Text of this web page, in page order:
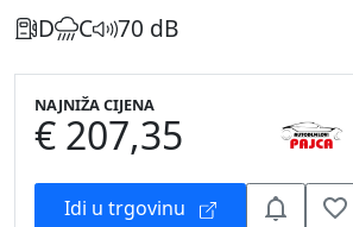
D C 70 dB
NAJNIŽA CIJENA
€ 207,35
Idi u trgovinu